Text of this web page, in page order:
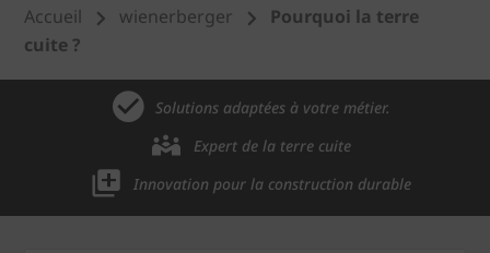
Accueil wienerberger
Pourquoi la terre
cuite ?
Solutions adaptées à votre métier.
Expert de la terre cuite
Innovation pour la construction durable